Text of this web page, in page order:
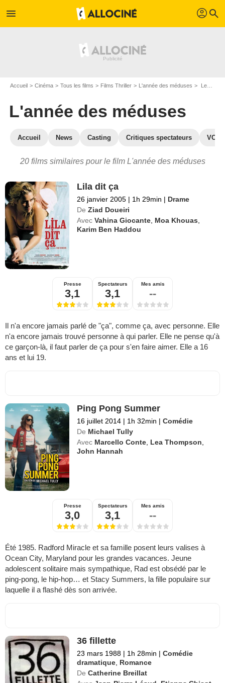
menu profil search
Accueil Cinéma Tous les films Films Thriller L'année des méduses Les films similaires à "L'année des méduses"
L'année des méduses
Accueil News Casting Critiques spectateurs VOD
20 films similaires pour le film L'année des méduses
Lila dit ça
26 janvier 2005 | 1h 29min | Drame
De Ziad Doueiri
Avec Vahina Giocante Moa Khouas
Karim Ben Haddou
Presse
3,1
Spectateurs
3,1
Mes amis
--
Il n'a encore jamais parlé de "ça", comme ça, avec personne. Elle
n'a encore jamais trouvé personne à qui parler. Elle ne pense qu'à
ce garçon-là, il faut parler de ça pour s'en faire aimer. Elle a 16
ans et lui 19.
Ping Pong Summer
16 juillet 2014 | 1h 32min | Comédie
De Michael Tully
Avec Marcello Conte Lea Thompson
John Hannah
Presse
3,0
Spectateurs
3,1
Mes amis
--
Été 1985. Radford Miracle et sa famille posent leurs valises à
Ocean City, Maryland pour les grandes vacances. Jeune
adolescent solitaire mais sympathique, Rad est obsédé par le
ping-pong, le hip-hop… et Stacy Summers, la fille populaire sur
laquelle il a flashé dès son arrivée.
36 fillette
23 mars 1988 | 1h 28min | Comédie
dramatique Romance
De Catherine Breillat